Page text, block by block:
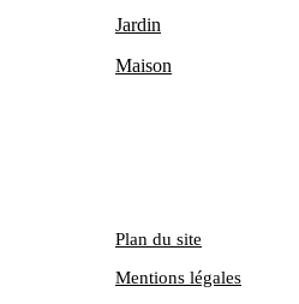
Jardin
Maison
Plan du site
Mentions légales